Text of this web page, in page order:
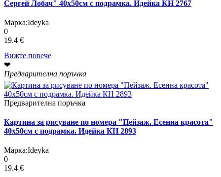
Сергей Лобач" 40х50см с подрамка. Идейка КН 2767
Марка:Ideyka
0
19.4 €
Вижте повече
❤
Предварителна поръчка
Предварителна поръчка
Картина за рисуване по номера "Пейзаж. Есенна красота"
40х50см с подрамка. Идейка КН 2893
Марка:Ideyka
0
19.4 €